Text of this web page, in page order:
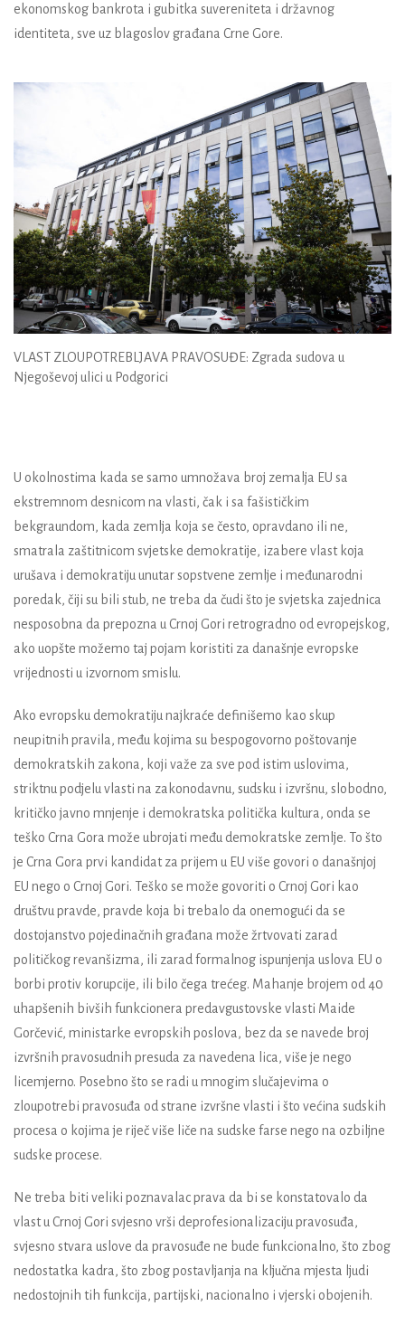
ekonomskog bankrota i gubitka suvereniteta i državnog
identiteta, sve uz blagoslov građana Crne Gore.
VLAST ZLOUPOTREBLJAVA PRAVOSUĐE: Zgrada sudova u
Njegoševoj ulici u Podgorici
U okolnostima kada se samo umnožava broj zemalja EU sa
ekstremnom desnicom na vlasti, čak i sa fašističkim
bekgraundom, kada zemlja koja se često, opravdano ili ne,
smatrala zaštitnicom svjetske demokratije, izabere vlast koja
urušava i demokratiju unutar sopstvene zemlje i međunarodni
poredak, čiji su bili stub, ne treba da čudi što je svjetska zajednica
nesposobna da prepozna u Crnoj Gori retrogradno od evropejskog,
ako uopšte možemo taj pojam koristiti za današnje evropske
vrijednosti u izvornom smislu.
Ako evropsku demokratiju najkraće definišemo kao skup
neupitnih pravila, među kojima su bespogovorno poštovanje
demokratskih zakona, koji važe za sve pod istim uslovima,
striktnu podjelu vlasti na zakonodavnu, sudsku i izvršnu, slobodno,
kritičko javno mnjenje i demokratska politička kultura, onda se
teško Crna Gora može ubrojati među demokratske zemlje. To što
je Crna Gora prvi kandidat za prijem u EU više govori o današnjoj
EU nego o Crnoj Gori. Teško se može govoriti o Crnoj Gori kao
društvu pravde, pravde koja bi trebalo da onemogući da se
dostojanstvo pojedinačnih građana može žrtvovati zarad
političkog revanšizma, ili zarad formalnog ispunjenja uslova EU o
borbi protiv korupcije, ili bilo čega trećeg. Mahanje brojem od 40
uhapšenih bivših funkcionera predavgustovske vlasti Maide
Gorčević, ministarke evropskih poslova, bez da se navede broj
izvršnih pravosudnih presuda za navedena lica, više je nego
licemjerno. Posebno što se radi u mnogim slučajevima o
zloupotrebi pravosuđa od strane izvršne vlasti i što većina sudskih
procesa o kojima je riječ više liče na sudske farse nego na ozbiljne
sudske procese.
Ne treba biti veliki poznavalac prava da bi se konstatovalo da
vlast u Crnoj Gori svjesno vrši deprofesionalizaciju pravosuđa,
svjesno stvara uslove da pravosuđe ne bude funkcionalno, što zbog
nedostatka kadra, što zbog postavljanja na ključna mjesta ljudi
nedostojnih tih funkcija, partijski, nacionalno i vjerski obojenih.